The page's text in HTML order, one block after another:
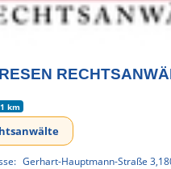
km
Gerhart-Hauptmann-Straße 3,